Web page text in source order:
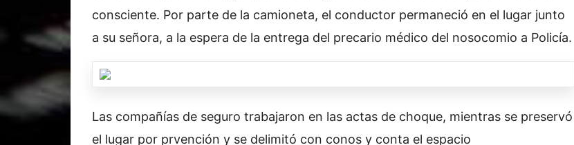
consciente. Por parte de la camioneta, el conductor permaneció en el lugar junto
a su señora, a la espera de la entrega del precario médico del nosocomio a Policía.
Las compañías de seguro trabajaron en las actas de choque, mientras se preservó
el lugar por prvención y se delimitó con conos y conta el espacio